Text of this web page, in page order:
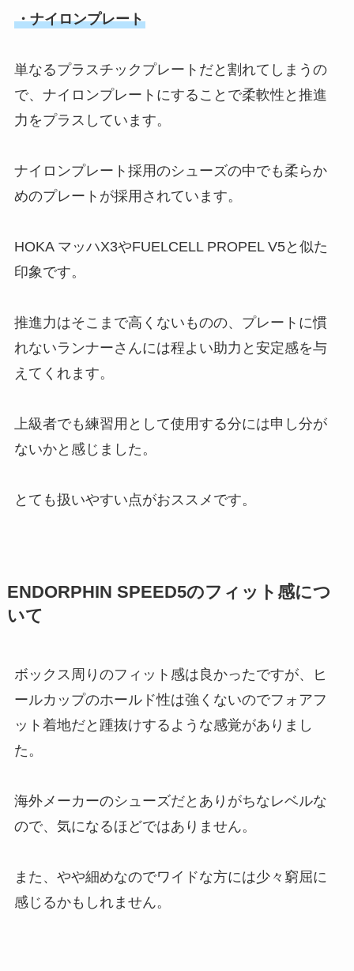
・ナイロンプレート
単なるプラスチックプレートだと割れてしまうの
で、ナイロンプレートにすることで柔軟性と推進
力をプラスしています。
ナイロンプレート採用のシューズの中でも柔らか
めのプレートが採用されています。
HOKA マッハX3やFUELCELL PROPEL V5と似た
印象です。
推進力はそこまで高くないものの、プレートに慣
れないランナーさんには程よい助力と安定感を与
えてくれます。
上級者でも練習用として使用する分には申し分が
ないかと感じました。
とても扱いやすい点がおススメです。
ENDORPHIN SPEED5のフィット感につ
いて
ボックス周りのフィット感は良かったですが、ヒ
ールカップのホールド性は強くないのでフォアフ
ット着地だと踵抜けするような感覚がありまし
た。
海外メーカーのシューズだとありがちなレベルな
ので、気になるほどではありません。
また、やや細めなのでワイドな方には少々窮屈に
感じるかもしれません。